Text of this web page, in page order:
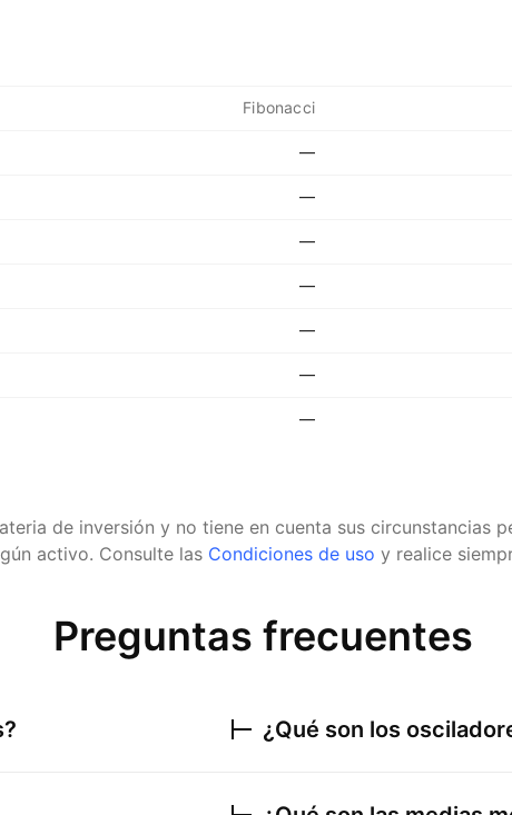
Fibonacci
—
—
—
—
—
—
—
de inversión y no tiene en cuenta sus circunstancias
activo. Consulte las Condiciones de uso y realice
Preguntas frecuentes
¿Qué son los